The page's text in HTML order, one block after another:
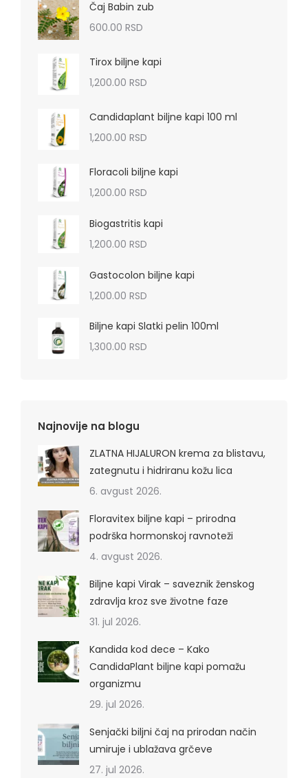
Čaj Babin zub
600.00 RSD
Tirox biljne kapi
1,200.00 RSD
Candidaplant biljne kapi 100 ml
1,200.00 RSD
Floracoli biljne kapi
1,200.00 RSD
Biogastritis kapi
1,200.00 RSD
Gastocolon biljne kapi
1,200.00 RSD
Biljne kapi Slatki pelin 100ml
1,300.00 RSD
Najnovije na blogu
ZLATNA HIJALURON krema za blistavu,
zategnutu i hidriranu kožu lica
6. avgust 2026.
Floravitex biljne kapi – prirodna
podrška hormonskoj ravnoteži
4. avgust 2026.
Biljne kapi Virak – saveznik ženskog
zdravlja kroz sve životne faze
31. jul 2026.
Kandida kod dece – Kako
CandidaPlant biljne kapi pomažu
organizmu
29. jul 2026.
Senjački biljni čaj na prirodan način
umiruje i ublažava grčeve
27. jul 2026.